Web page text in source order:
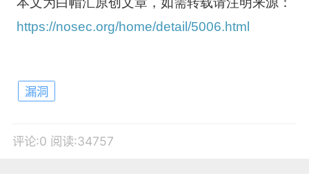
https://nosec.org/home/detail/5006.html
漏洞
评论:0 阅读:34757